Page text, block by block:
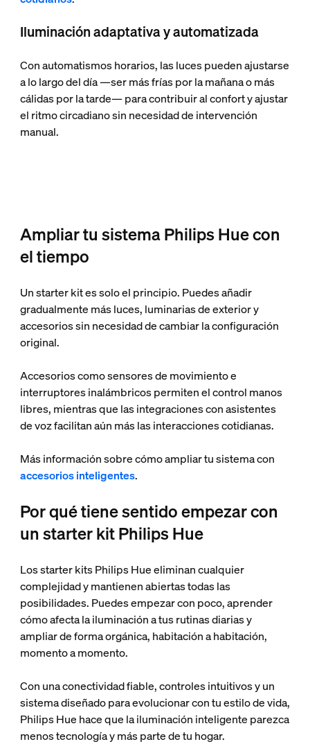
Iluminación adaptativa y automatizada
Con automatismos horarios, las luces pueden ajustarse
a lo largo del día —ser más frías por la mañana o más
cálidas por la tarde— para contribuir al confort y ajustar
el ritmo circadiano sin necesidad de intervención
manual.
Ampliar tu sistema Philips Hue con
el tiempo
Un starter kit es solo el principio. Puedes añadir
gradualmente más luces, luminarias de exterior y
accesorios sin necesidad de cambiar la configuración
original.
Accesorios como sensores de movimiento e
interruptores inalámbricos permiten el control manos
libres, mientras que las integraciones con asistentes
de voz facilitan aún más las interacciones cotidianas.
Más información sobre cómo ampliar tu sistema con
accesorios inteligentes.
Por qué tiene sentido empezar con
un starter kit Philips Hue
Los starter kits Philips Hue eliminan cualquier
complejidad y mantienen abiertas todas las
posibilidades. Puedes empezar con poco, aprender
cómo afecta la iluminación a tus rutinas diarias y
ampliar de forma orgánica, habitación a habitación,
momento a momento.
Con una conectividad fiable, controles intuitivos y un
sistema diseñado para evolucionar con tu estilo de vida,
Philips Hue hace que la iluminación inteligente parezca
menos tecnología y más parte de tu hogar.